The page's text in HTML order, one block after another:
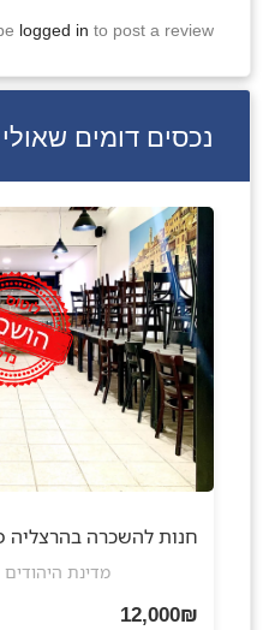
logged in to post a review
נכסים דומים
חנות להשכרה בהרצליה
מדינת
12,000₪